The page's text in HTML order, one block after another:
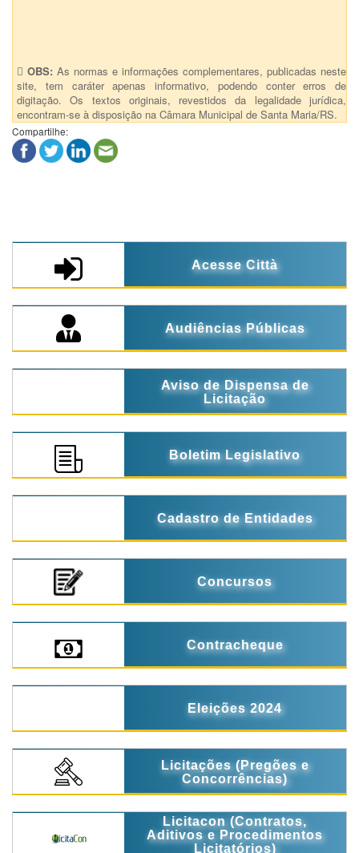
OBS: As normas e informações complementares, publicadas neste
site, tem caráter apenas informativo, podendo conter erros de
digitação. Os textos originais, revestidos da legalidade jurídica,
encontram-se à disposição na Câmara Municipal de Santa Maria/RS.
Compartilhe:
Acesse Città
Audiências Públicas
Aviso de Dispensa de
Licitação
Boletim Legislativo
Cadastro de Entidades
Concursos
Contracheque
Eleições 2024
Licitações (Pregões e
Concorrências)
Licitacon (Contratos,
Aditivos e Procedimentos
Licitatórios)